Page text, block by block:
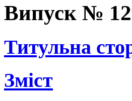
Випуск №
Титульна
Зміст